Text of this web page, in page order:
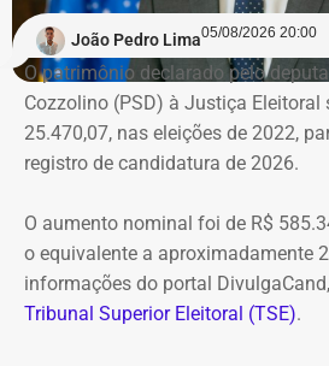
O próprio Nunes Marques havia
corpus a Graciosa, citando o
medida cautelar de afastamento
ainda não havia, na ocasião,
processo em que Graciosa era réu
lavagem de dinheiro, que se
Mas a decisão, e a condenação,
meses depois.
Na prática, a manifestação do
João Pedro Lima05/08/2026 20:00
O patrimônio declarado pelo
Cozzolino (PSD) à Justiça Eleitoral
25.470,07, nas eleições de 2022,
registro de candidatura de 2026.
O aumento nominal foi de R$
o equivalente a aproximadamente
informações do portal DivulgaCand,
Tribunal Superior Eleitoral (TSE).